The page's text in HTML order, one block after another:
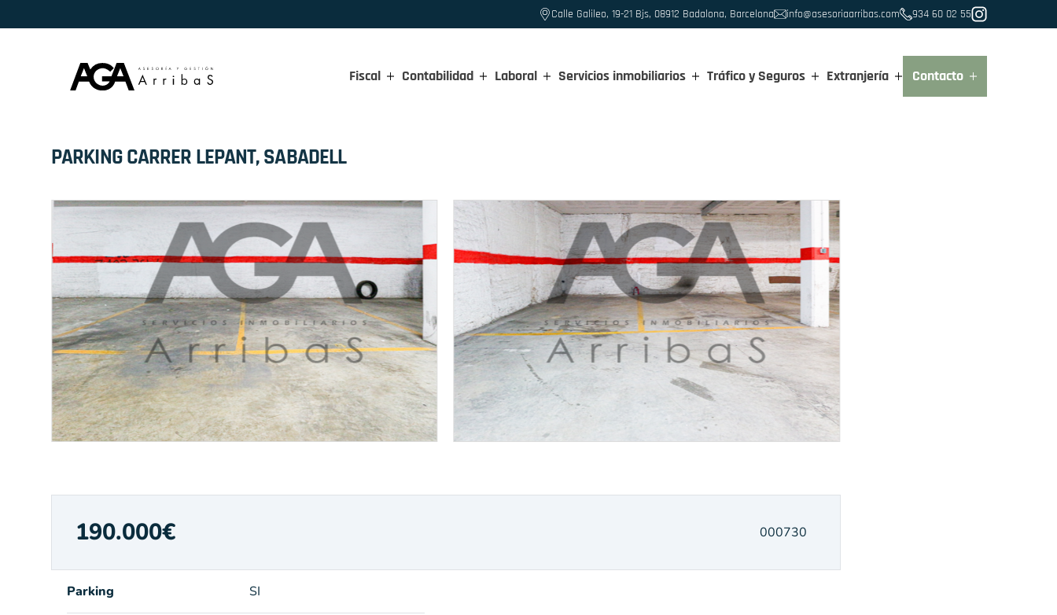
Calle Galileo, 19-21 Bjs, 08912 Badalona, Barcelona info@asesoriaarribas.com 934 60 02 55
Fiscal Contabilidad Laboral Servicios inmobiliarios Tráfico y Seguros Extranjería Contacto
PARKING CARRER LEPANT, SABADELL
190.000€ 000730
Parking SI